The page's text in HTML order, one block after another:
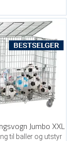
Jumbo XXL
til baller og utstyr